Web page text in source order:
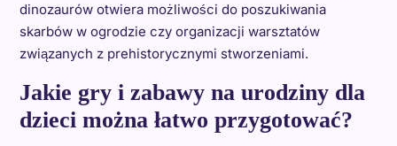
dinozaurów otwiera możliwości do poszukiwania
skarbów w ogrodzie czy organizacji warsztatów
związanych z prehistorycznymi stworzeniami.
Jakie gry i zabawy na urodziny dla
dzieci można łatwo przygotować?